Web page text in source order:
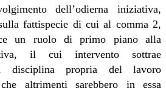
dell’odierna iniziativa,
fattispecie di cui al comma 2,
un ruolo di primo piano alla
il cui intervento sottrae
disciplina propria del lavoro
altrimenti sarebbero in essa